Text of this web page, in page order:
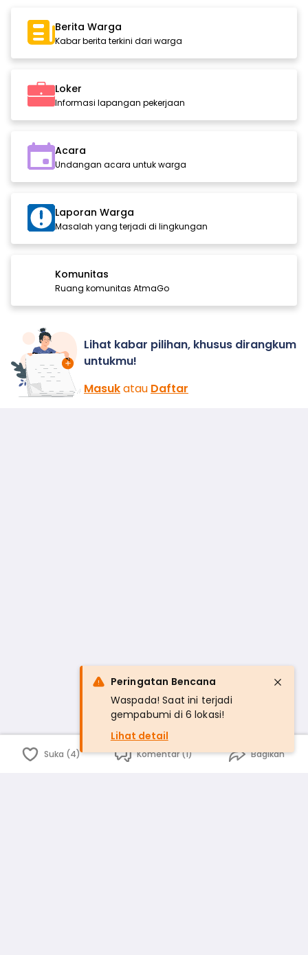
Berita Warga
Kabar berita terkini dari warga
Loker
Informasi lapangan pekerjaan
Acara
Undangan acara untuk warga
Laporan Warga
Masalah yang terjadi di lingkungan
Komunitas
Ruang komunitas AtmaGo
Lihat kabar pilihan, khusus dirangkum
untukmu!
Masukatau Daftar
Suka (4) Komentar (1) Bagikan
Peringatan Bencana
Waspada! Saat ini terjadi
gempabumi di 6 lokasi!
Lihat detail